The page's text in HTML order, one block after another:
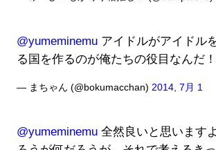
@yumeminemuアイドルがアイドル
る国を作るのが俺たちの役目なんだ
— まちゃん (@bokumacchan) 2014, 7月 1
@yumeminemu全然良いと思います